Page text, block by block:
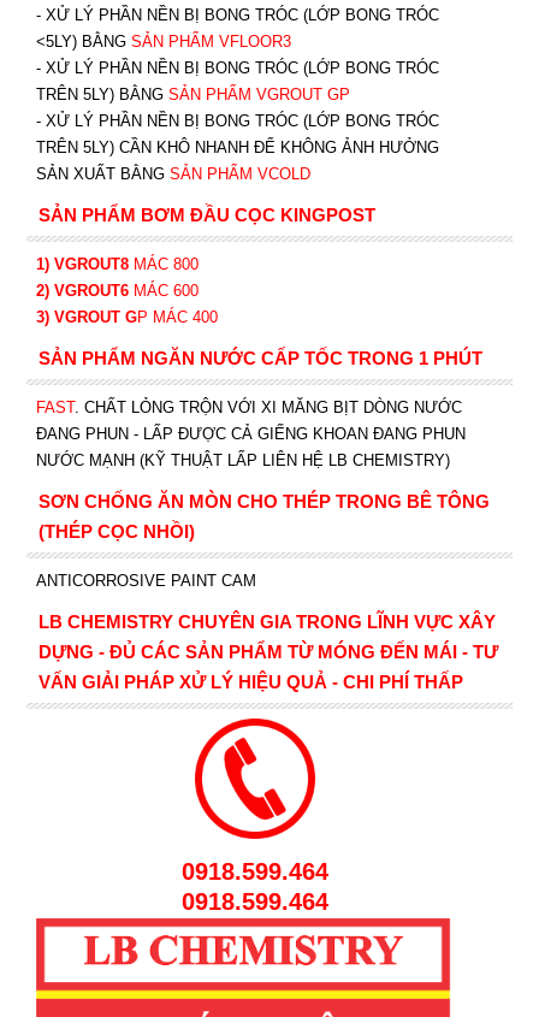
- XỬ LÝ PHẦN NỀN BỊ BONG TRÓC (LỚP BONG TRÓC
<5LY) BẰNG SẢN PHẨM VFLOOR3
- XỬ LÝ PHẦN NỀN BỊ BONG TRÓC (LỚP BONG TRÓC
TRÊN 5LY) BẰNG SẢN PHẨM VGROUT GP
- XỬ LÝ PHẦN NỀN BỊ BONG TRÓC (LỚP BONG TRÓC
TRÊN 5LY) CẦN KHÔ NHANH ĐỂ KHÔNG ẢNH HƯỞNG
SẢN XUẤT BẰNG SẢN PHẨM VCOLD
SẢN PHẨM BƠM ĐẦU CỌC KINGPOST
1) VGROUT8 MÁC 800
2) VGROUT6MÁC 600
3) VGROUT GP MÁC 400
SẢN PHẨM NGĂN NƯỚC CẤP TỐC TRONG 1 PHÚT
FAST. CHẤT LỎNG TRỘN VỚI XI MĂNG BỊT DÒNG NƯỚC
ĐANG PHUN - LẤP ĐƯỢC CẢ GIẾNG KHOAN ĐANG PHUN
NƯỚC MẠNH (KỸ THUẬT LẤP LIÊN HỆ LB CHEMISTRY)
SƠN CHỐNG ĂN MÒN CHO THÉP TRONG BÊ TÔNG
(THÉP CỌC NHỒI)
ANTICORROSIVE PAINT CAM
LB CHEMISTRY CHUYÊN GIA TRONG LĨNH VỰC XÂY
DỰNG - ĐỦ CÁC SẢN PHẨM TỪ MÓNG ĐẾN MÁI - TƯ
VẤN GIẢI PHÁP XỬ LÝ HIỆU QUẢ - CHI PHÍ THẤP
0918.599.464
0918.599.464